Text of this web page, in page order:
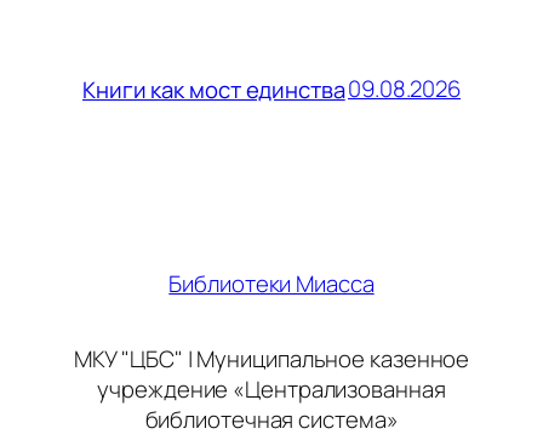
Книги как мост единства09.08.2026
Библиотеки Миасса
МКУ "ЦБС" | Муниципальное казенное
учреждение «Централизованная
библиотечная система»